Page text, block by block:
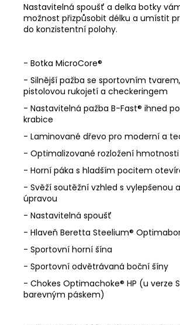
Nastavitelná spoušť a delka botky
možnost přizpůsobit délku a umístit
do konzistentní polohy.
- Botka MicroCore®
- Silnější pažba se sportovním
pistolovou rukojetí a checkeringem
- Nastavitelná pažba B-Fast® ihned
krabice
- Laminované dřevo pro moderní a
- Optimalizované rozložení hmotnosti
- Horní páka s hladším pocitem
- Svěží soutěžní vzhled s vylepšenou
úpravou
- Nastavitelná spoušť
- Hlaveň Beretta Steelium®
- Sportovní horní šína
- Sportovní odvětrávaná boční šíny
- Chokes Optimachoke® HP (u verze
barevným páskem)